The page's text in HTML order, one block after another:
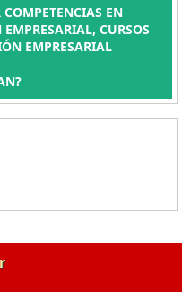
EN
CURSOS
EMPRESARIAL